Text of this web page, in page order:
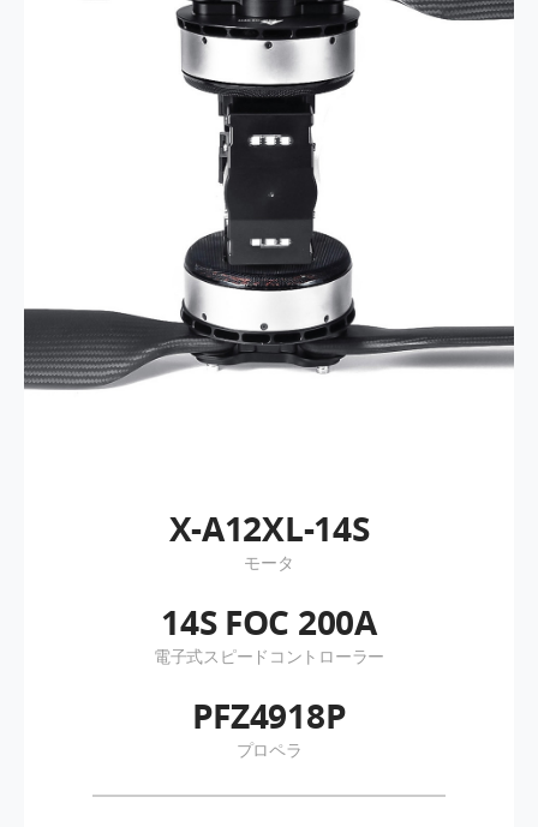
X-A12XL-14S
モータ
14S FOC 200A
電子式スピードコントローラー
PFZ4918P
プロペラ